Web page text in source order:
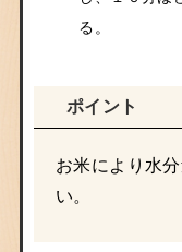
る。
ポイント
お米により水
い。